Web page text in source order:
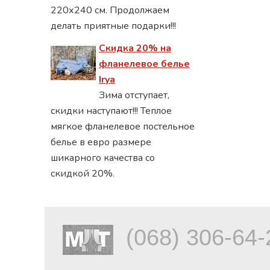
220х240 см. Продолжаем
делать приятные подарки!!!
Скидка 20% на
фланелевое белье
Irya
Зима отступает,
скидки наступают!!! Теплое
мягкое фланелевое постельное
белье в евро размере
шикарного качества со
скидкой 20%.
(068) 306-64-